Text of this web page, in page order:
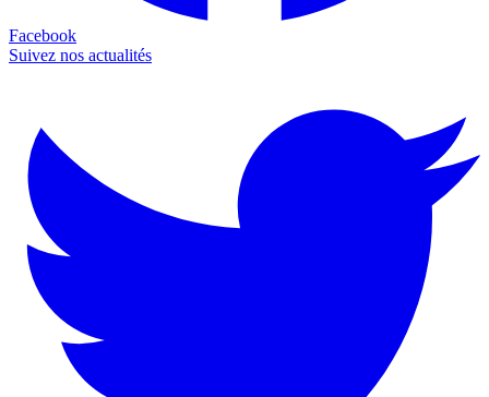
Facebook
Suivez nos actualités